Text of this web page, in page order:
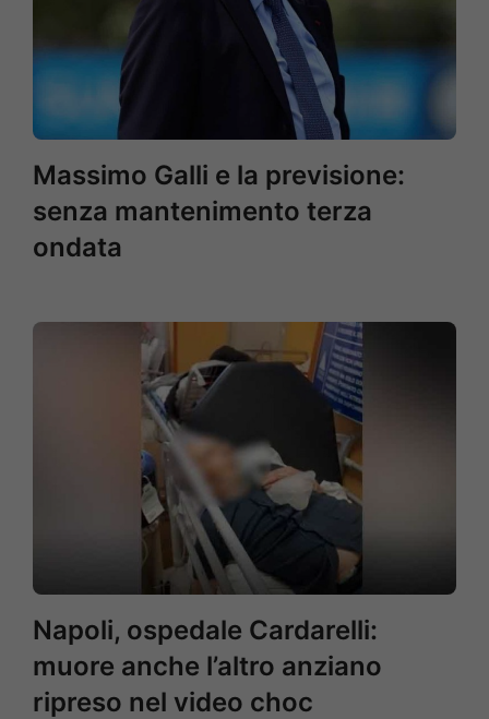
Massimo Galli e la previsione:
senza mantenimento terza
ondata
Napoli, ospedale Cardarelli:
muore anche l’altro anziano
ripreso nel video choc